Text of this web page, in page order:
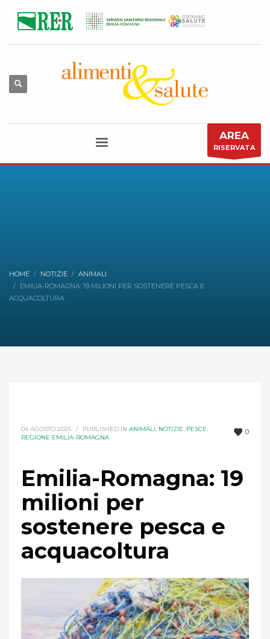
AREA
RISERVATA
HOME NOTIZIE
ANIMALI
EMILIA-ROMAGNA: 19 MILIONI PER SOSTENERE PESCA E
ACQUACOLTURA
0
04 AGOSTO 2025 / PUBLISHED IN ANIMALI, NOTIZIE, PESCE,
REGIONE EMILIA-ROMAGNA
Emilia-Romagna: 19
milioni per
sostenere pesca e
acquacoltura